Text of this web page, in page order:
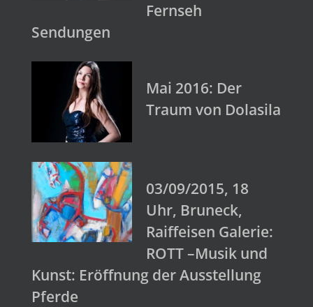
Fernseh
Sendungen
Mai 2016: Der
Traum von Dolasila
03/09/2015, 18
Uhr, Bruneck,
Raiffeisen Galerie:
ROTT –Musik und
Kunst: Eröffnung der Ausstellung
Pferde